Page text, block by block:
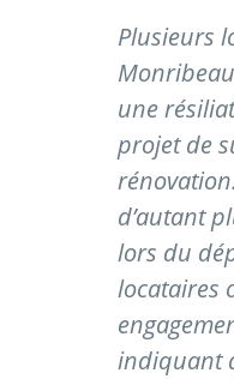
Plusieurs
une
projet de
d’autant
lors du
locataires
indiquant